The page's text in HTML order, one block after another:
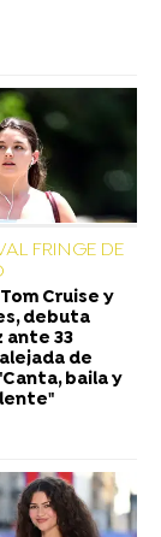
FRINGE DE
Cruise y
debuta
ante 33
de
baila y